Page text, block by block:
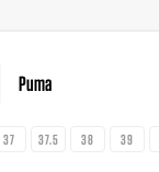
Puma
37 37.5 38 39